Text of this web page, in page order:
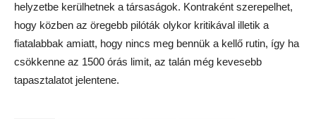
helyzetbe kerülhetnek a társaságok. Kontraként szerepelhet,
hogy közben az öregebb pilóták olykor kritikával illetik a
fiatalabbak amiatt, hogy nincs meg bennük a kellő rutin, így ha
csökkenne az 1500 órás limit, az talán még kevesebb
tapasztalatot jelentene.